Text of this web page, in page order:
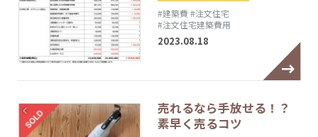
#建築費 #注文住宅
#注文住宅建築費用
2023.08.18
売れるなら手放せる！？
素早く売るコツ